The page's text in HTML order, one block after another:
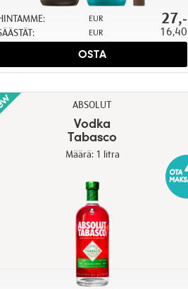
EUR 27,-
EUR 16,40
OSTA
ABSOLUT
Vodka
Tabasco
Määrä: 1 litra